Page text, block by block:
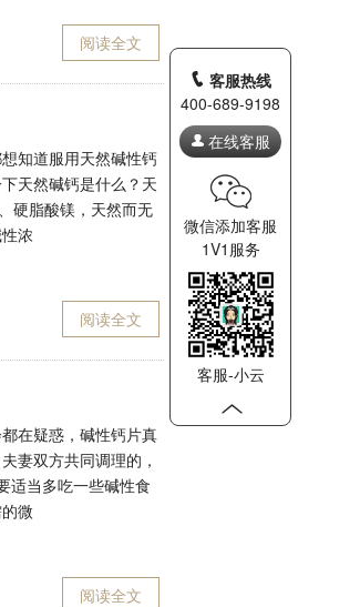
阅读全文
知道服用天然碱性钙
天然碱钙是什么？天
硬脂酸镁，天然而无
浓
阅读全文
在疑惑，碱性钙片真
妻双方共同调理的，
适当多吃一些碱性食
微
阅读全文
客服热线
400-689-9198
在线客服
微信添加客服
1V1服务
客服-小云